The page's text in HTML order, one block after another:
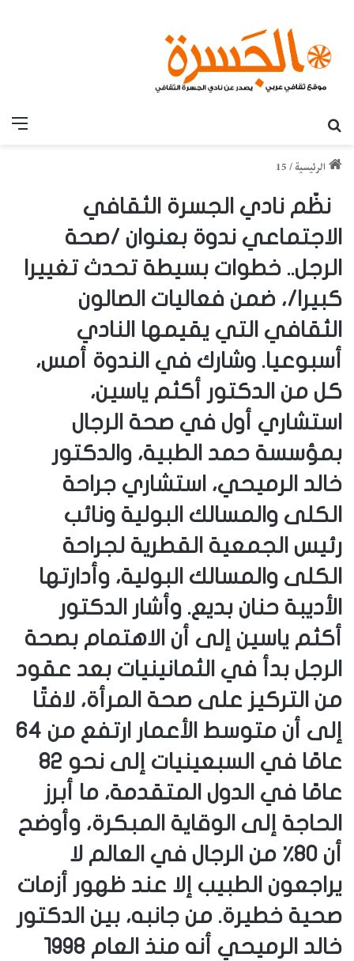
الرئيسية /
15
‎نظّم نادي الجسرة الثقافي
الاجتماعي ندوة بعنوان /صحة
الرجل.. خطوات بسيطة تحدث تغييرا
كبيرا/، ضمن فعاليات الصالون
الثقافي التي يقيمها النادي
أسبوعيا. ‎وشارك في الندوة أمس،
كل من الدكتور أكثم ياسين،
استشاري أول في صحة الرجال
بمؤسسة حمد الطبية، والدكتور
خالد الرميحي، استشاري جراحة
الكلى والمسالك البولية ونائب
رئيس الجمعية القطرية لجراحة
الكلى والمسالك البولية، وأدارتها
الأديبة حنان بديع. ‎وأشار الدكتور
أكثم ياسين إلى أن الاهتمام بصحة
الرجل بدأ في الثمانينيات بعد عقود
من التركيز على صحة المرأة، لافتًا
إلى أن متوسط الأعمار ارتفع من 64
عامًا في السبعينيات إلى نحو 82
عامًا في الدول المتقدمة، ما أبرز
الحاجة إلى الوقاية المبكرة، وأوضح
أن 80٪ من الرجال في العالم لا
يراجعون الطبيب إلا عند ظهور أزمات
صحية خطيرة. ‎من جانبه، بين الدكتور
خالد الرميحي أنه منذ العام 1998